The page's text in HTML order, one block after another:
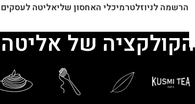
הרשמה לניוזלטרמיכלי האחסון שליאליטה לעסקים
הקולקציה של אליטה